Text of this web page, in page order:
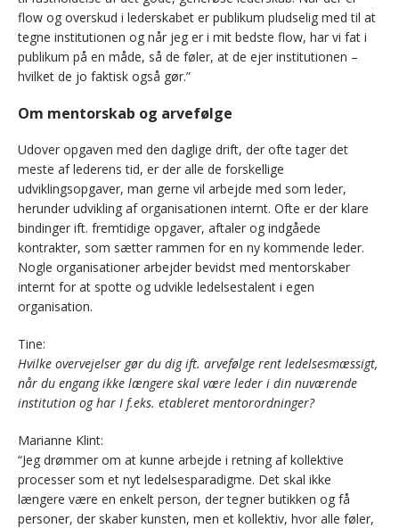
flow og overskud i lederskabet er publikum pludselig med til at
tegne institutionen og når jeg er i mit bedste flow, har vi fat i
publikum på en måde, så de føler, at de ejer institutionen –
hvilket de jo faktisk også gør.”
Om mentorskab og arvefølge
Udover opgaven med den daglige drift, der ofte tager det
meste af lederens tid, er der alle de forskellige
udviklingsopgaver, man gerne vil arbejde med som leder,
herunder udvikling af organisationen internt. Ofte er der klare
bindinger ift. fremtidige opgaver, aftaler og indgåede
kontrakter, som sætter rammen for en ny kommende leder.
Nogle organisationer arbejder bevidst med mentorskaber
internt for at spotte og udvikle ledelsestalent i egen
organisation.
Tine:
Hvilke overvejelser gør du dig ift. arvefølge rent ledelsesmæssigt,
når du engang ikke længere skal være leder i din nuværende
institution og har I f.eks. etableret mentorordninger?
Marianne Klint:
“Jeg drømmer om at kunne arbejde i retning af kollektive
processer som et nyt ledelsesparadigme. Det skal ikke
længere være en enkelt person, der tegner butikken og få
personer, der skaber kunsten, men et kollektiv, hvor alle føler,